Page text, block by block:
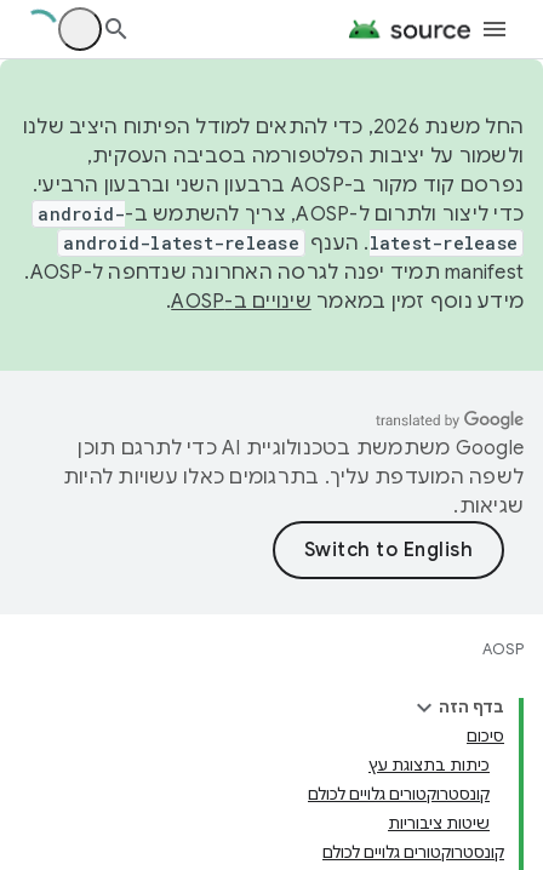
החל משנת 2026, כדי להתאים למודל הפיתוח היציב שלנו
ולשמור על יציבות הפלטפורמה בסביבה העסקית,
נפרסם קוד מקור ב-AOSP ברבעון השני וברבעון הרביעי.
כדי ליצור ולתרום ל-AOSP, צריך להשתמש ב-
android-
latest-release. הענף android-latest-release
manifest תמיד יפנה לגרסה האחרונה שנדחפה ל-AOSP.
מידע נוסף זמין במאמר שינויים ב-AOSP .
‫Google משתמשת בטכנולוגיית AI כדי לתרגם תוכן
לשפה המועדפת עליך. בתרגומים כאלו עשויות להיות
שגיאות.
AOSP
בדף הזה
סיכום
כיתות בתצוגת עץ
קונסטרוקטורים גלויים לכולם
שיטות ציבוריות
קונסטרוקטורים גלויים לכולם